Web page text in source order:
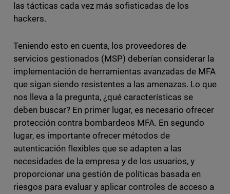
las tácticas cada vez más sofisticadas de los
hackers.
Teniendo esto en cuenta, los proveedores de
servicios gestionados (MSP) deberían considerar la
implementación de herramientas avanzadas de MFA
que sigan siendo resistentes a las amenazas. Lo que
nos lleva a la pregunta, ¿qué características se
deben buscar? En primer lugar, es necesario ofrecer
protección contra bombardeos MFA. En segundo
lugar, es importante ofrecer métodos de
autenticación flexibles que se adapten a las
necesidades de la empresa y de los usuarios, y
proporcionar una gestión de políticas basada en
riesgos para evaluar y aplicar controles de acceso a